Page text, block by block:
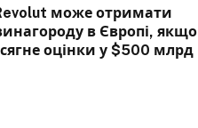
може отримати
в Європі, якщо
оцінки у $500 млрд